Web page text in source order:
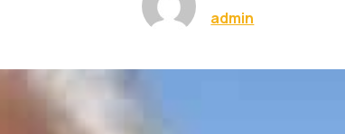
admin